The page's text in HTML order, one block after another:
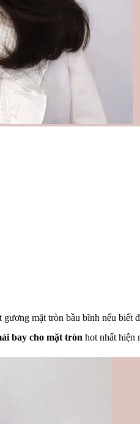
mặt tròn bầu bĩnh nếu
bay cho mặt tròn hot nhất hiện